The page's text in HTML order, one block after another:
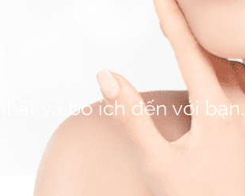
và bổ ích đến với bạn.